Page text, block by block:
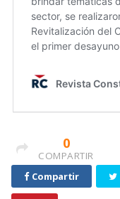
0
COMPARTIR
Compartir